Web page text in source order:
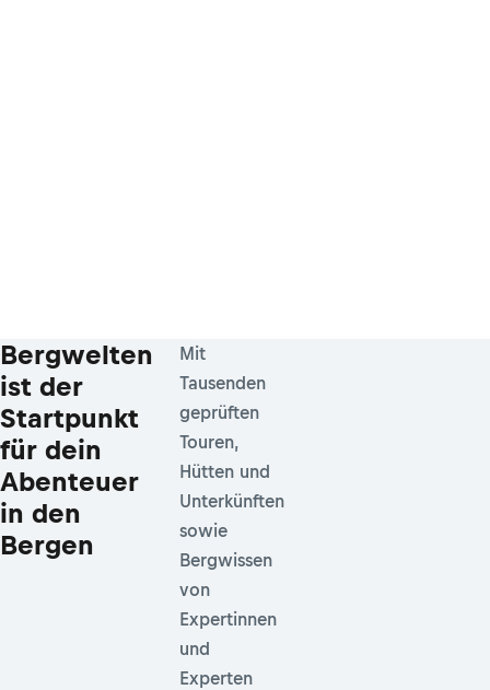
Bergwelten
ist der
Startpunkt
für dein
Abenteuer
in den
Bergen
Mit
Tausenden
geprüften
Touren,
Hütten und
Unterkünften
sowie
Bergwissen
von
Expertinnen
und
Experten